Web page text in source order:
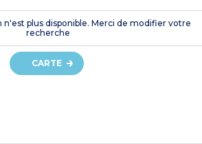
plus disponible. Merci de modifier votre
recherche
CARTE